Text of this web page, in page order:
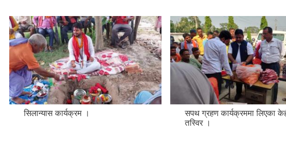
सिलान्यास कार्यक्रम ।
सपथ ग्रहण कार्यक्रममा लिएका
तस्विर ।